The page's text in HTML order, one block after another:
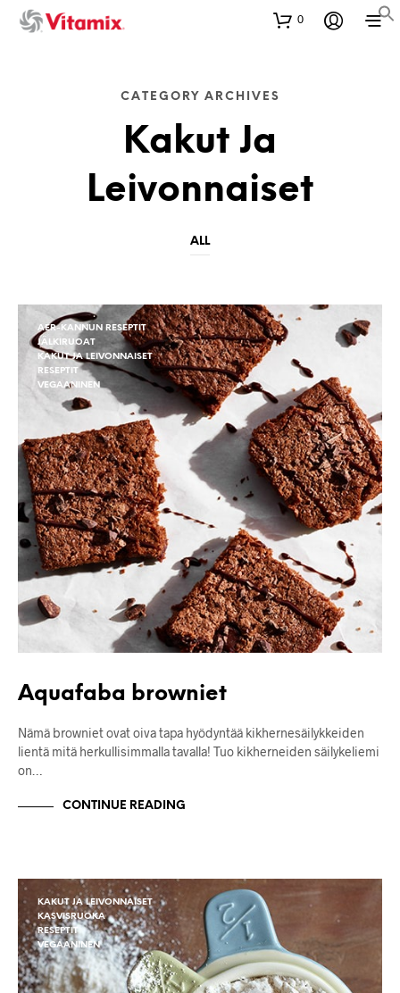
0
CATEGORY ARCHIVES
Kakut Ja
Leivonnaiset
ALL
AER-KANNUN RESEPTIT
JÄLKIRUOAT
KAKUT JA LEIVONNAISET
RESEPTIT
VEGAANINEN
Aquafaba browniet
Nämä browniet ovat oiva tapa hyödyntää kikhernesäilykkeiden
lientä mitä herkullisimmalla tavalla! Tuo kikherneiden säilykeliemi
on…
CONTINUE READING
KAKUT JA LEIVONNAISET
KASVISRUOKA
RESEPTIT
VEGAANINEN